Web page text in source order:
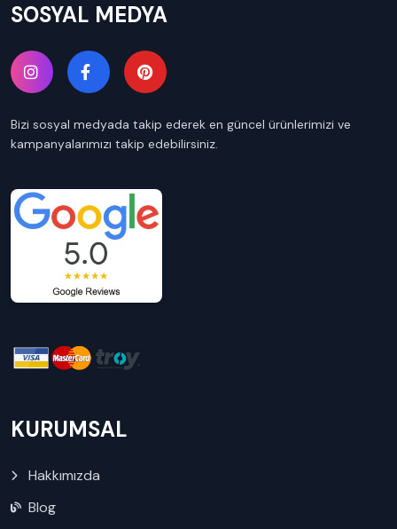
SOSYAL MEDYA
Bizi sosyal medyada takip ederek en güncel ürünlerimizi ve
kampanyalarımızı takip edebilirsiniz.
KURUMSAL
Hakkımızda
Blog